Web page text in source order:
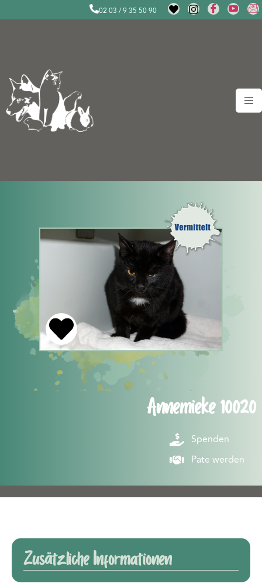
02 03 / 9 35 50 90
Annemieke 10020
Spenden
Pate werden
Zusätzliche Informationen